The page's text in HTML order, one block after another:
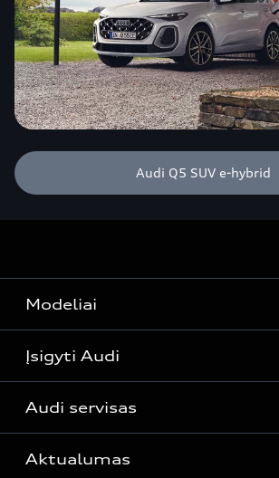
Audi Q5 SUV e-hybrid
Modeliai
Visi modeliai
e-tron GT
Įsigyti Audi
Specialūs pasiūlymai
Audi servisas
Aktualumas